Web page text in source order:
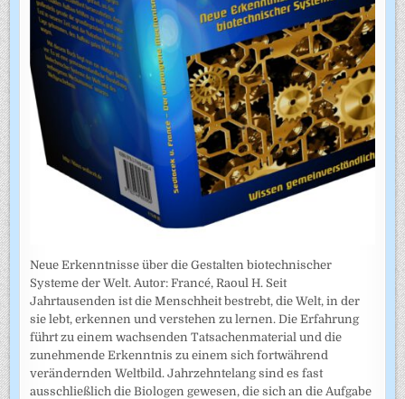
Neue Erkenntnisse über die Gestalten biotechnischer
Systeme der Welt. Autor: Francé, Raoul H. Seit
Jahrtausenden ist die Menschheit bestrebt, die Welt, in der
sie lebt, erkennen und verstehen zu lernen. Die Erfahrung
führt zu einem wachsenden Tatsachenmaterial und die
zunehmende Erkenntnis zu einem sich fortwährend
verändernden Weltbild. Jahrzehntelang sind es fast
ausschließlich die Biologen gewesen, die sich an die Aufgabe